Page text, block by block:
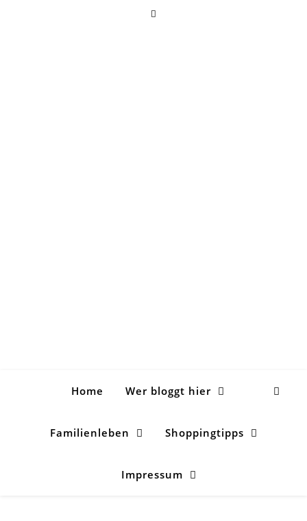
Home Wer bloggt hier
Familienleben Shoppingtipps
Impressum